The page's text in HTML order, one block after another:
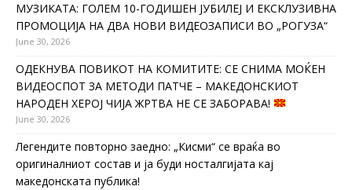
МУЗИКАТА: ГОЛЕМ 10-ГОДИШЕН ЈУБИЛЕЈ И ЕКСКЛУЗИВНА
ПРОМОЦИЈА НА ДВА НОВИ ВИДЕОЗАПИСИ ВО „РОГУЗА“
June 30, 2026
ОДЕКНУВА ПОВИКОТ НА КОМИТИТЕ: СЕ СНИМА МОЌЕН
ВИДЕОСПОТ ЗА МЕТОДИ ПАТЧЕ – МАКЕДОНСКИОТ
НАРОДЕН ХЕРОЈ ЧИЈА ЖРТВА НЕ СЕ ЗАБОРАВА!
June 30, 2026
Легендите повторно заедно: „Кисми“ се враќа во
оригиналниот состав и ја буди носталгијата кај
македонската публика!